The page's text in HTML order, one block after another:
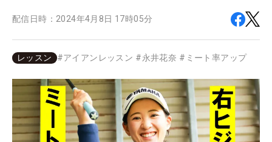
配信日時： 2024年4月8日 17時05分
レッスン #アイアンレッスン #永井花奈 # ミート率アップ